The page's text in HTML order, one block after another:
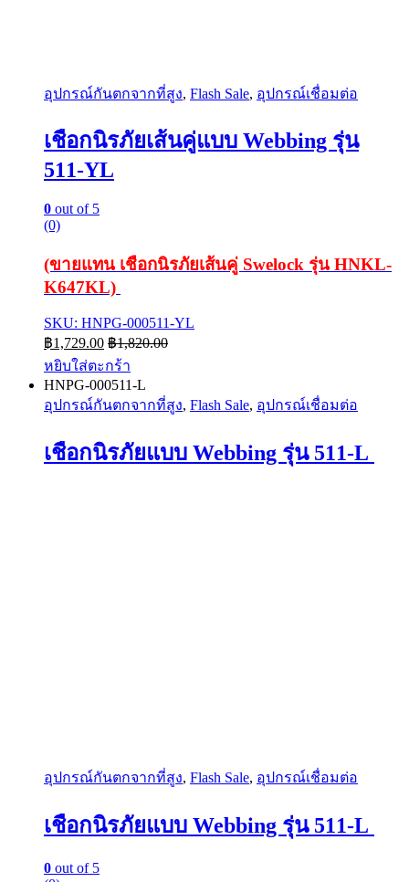
อุปกรณ์กันตกจากที่สูง, Flash Sale, อุปกรณ์เชื่อมต่อ
เชือกนิรภัยเส้นคู่แบบ Webbing รุ่น
511-YL
0 out of 5
(0)
(ขายแทน เชือกนิรภัยเส้นคู่ Swelock รุ่น HNKL-
K647KL)
SKU: HNPG-000511-YL
฿1,729.00 ฿1,820.00
หยิบใส่ตะกร้า
HNPG-000511-L
อุปกรณ์กันตกจากที่สูง, Flash Sale, อุปกรณ์เชื่อมต่อ
เชือกนิรภัยแบบ Webbing รุ่น 511-L
อุปกรณ์กันตกจากที่สูง, Flash Sale, อุปกรณ์เชื่อมต่อ
เชือกนิรภัยแบบ Webbing รุ่น 511-L
0 out of 5